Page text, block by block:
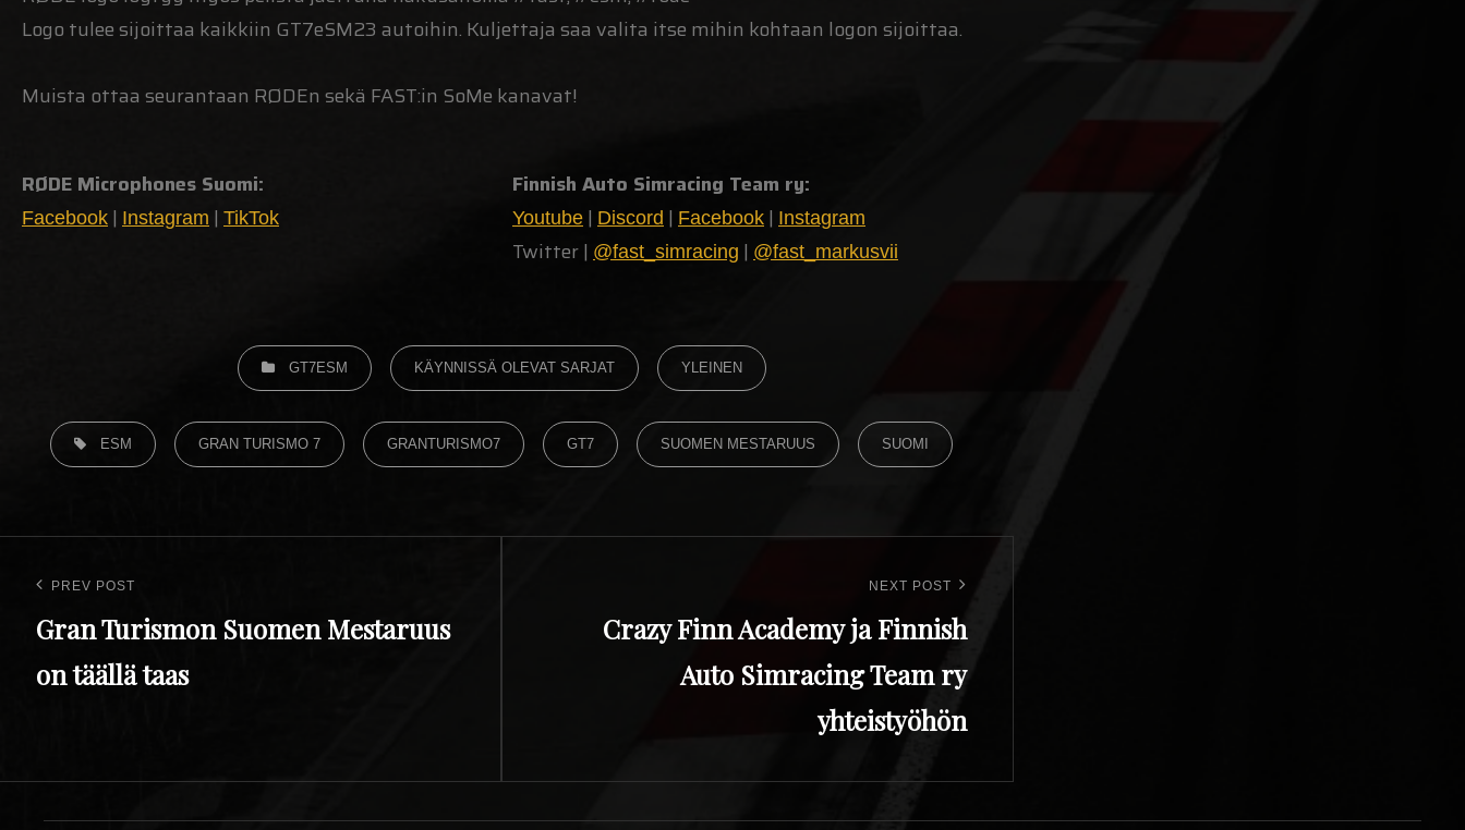
Logo tulee sijoittaa kaikkiin GT7eSM23 autoihin. Kuljettaja saa valita itse mihin kohtaan logon sijoittaa.
Muista ottaa seurantaan RØDEn sekä FAST:in SoMe kanavat!
RØDE Microphones Suomi:
Facebook | Instagram | TikTok
Finnish Auto Simracing Team ry:
Youtube | Discord | Facebook | Instagram
Twitter | @fast_simracing | @fast_markusvii
GT7ESM KÄYNNISSÄ OLEVAT SARJAT YLEINEN
ESM GRAN TURISMO 7 GRANTURISMO7 GT7 SUOMEN MESTARUUS SUOMI
PREV POST
Gran Turismon Suomen Mestaruus
on täällä taas
NEXT POST
Crazy Finn Academy ja Finnish
Auto Simracing Team ry
yhteistyöhön